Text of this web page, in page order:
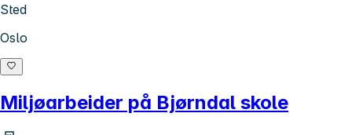
Sted
Oslo
Miljøarbeider på Bjørndal skole